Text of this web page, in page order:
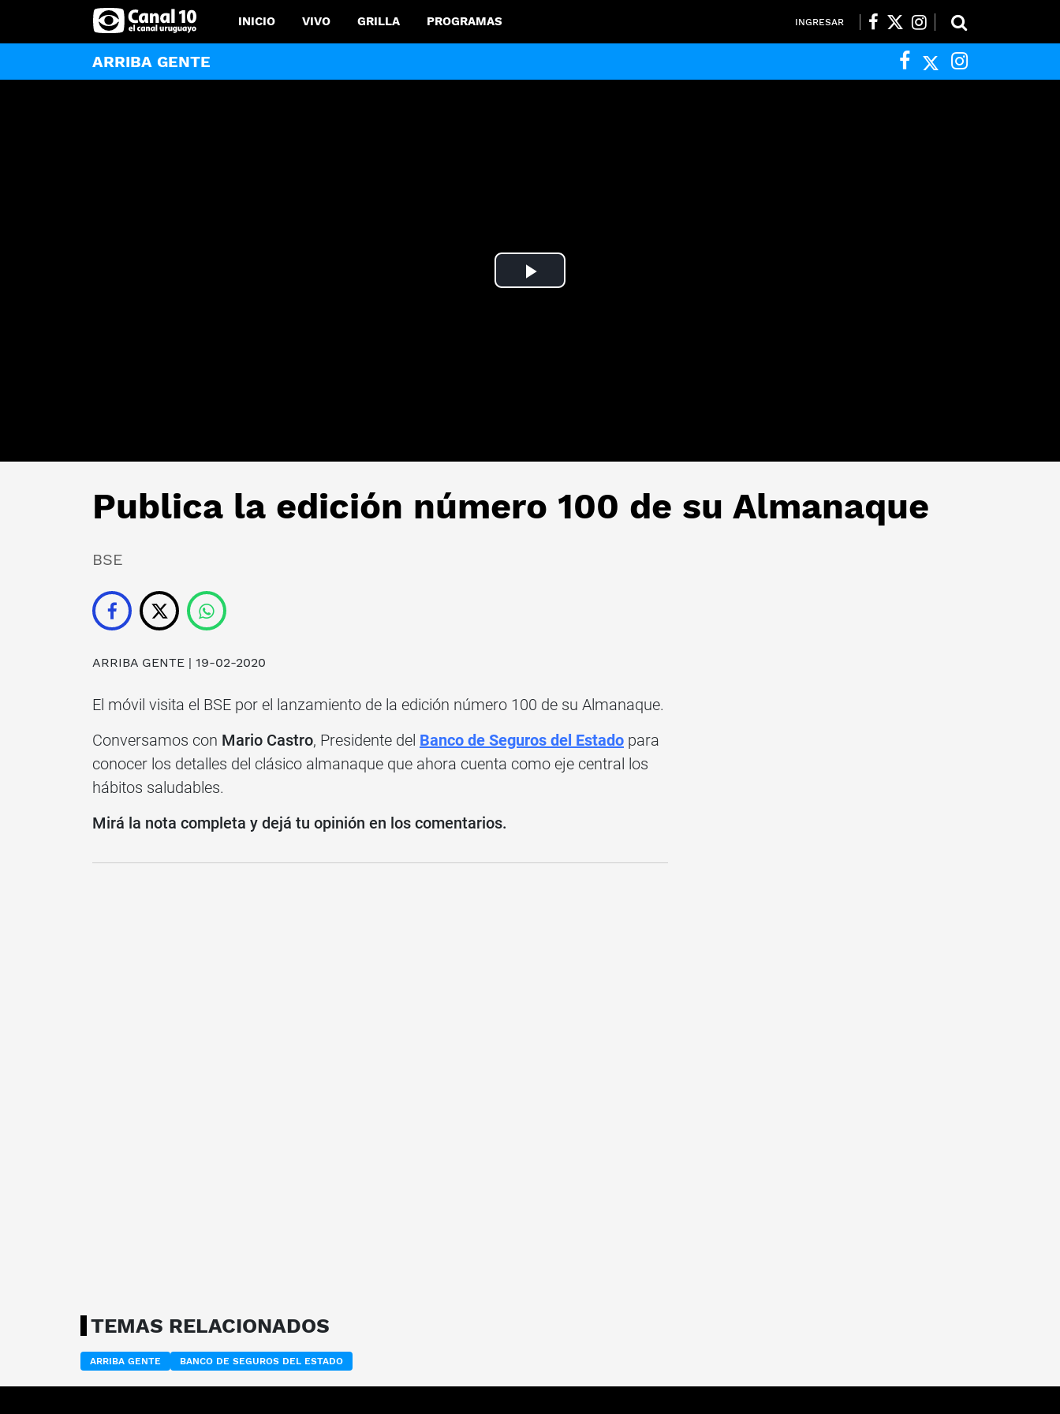
INICIO VIVO GRILLA PROGRAMAS INGRESAR
ARRIBA GENTE
Play
Publica la edición número 100 de su Almanaque
BSE
ARRIBA GENTE | 19-02-2020
El móvil visita el BSE por el lanzamiento de la edición número 100 de su Almanaque.
Conversamos con Mario Castro, Presidente del Banco de Seguros del Estado para
conocer los detalles del clásico almanaque que ahora cuenta como eje central los
hábitos saludables.
Mirá la nota completa y dejá tu opinión en los comentarios.
TEMAS RELACIONADOS
ARRIBA GENTE BANCO DE SEGUROS DEL ESTADO